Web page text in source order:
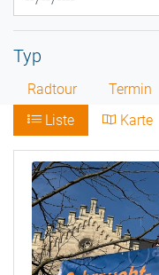
Typ
Radtour
Termin
Liste
Karte